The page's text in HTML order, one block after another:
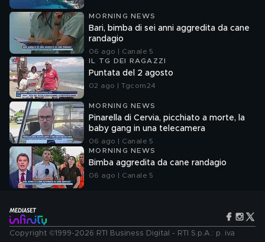
MORNING NEWS
Bari, bimba di sei anni aggredita da cane
randagio
06 ago | Canale 5
IL TG DEI RAGAZZI
Puntata del 2 agosto
02 ago | Tgcom24
MORNING NEWS
Pinarella di Cervia, picchiato a morte, la
baby gang in una telecamera
06 ago | Canale 5
MORNING NEWS
Bimba aggredita da cane randagio
06 ago | Canale 5
Copyright ©1999-2026 RTI Business Digital - RTI S.p.A.: p. iva